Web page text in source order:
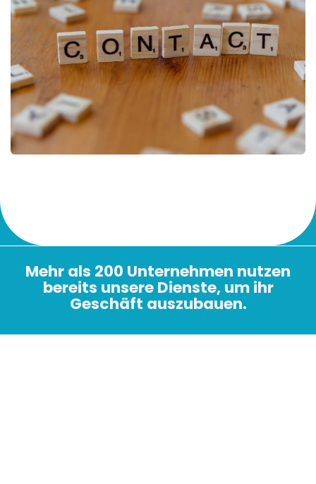
Mehr als 200 Unternehmen nutzen
bereits unsere Dienste, um ihr
Geschäft auszubauen.